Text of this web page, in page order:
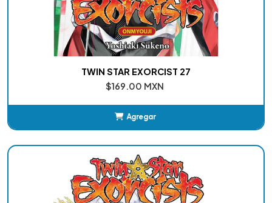
TWIN STAR EXORCIST 27
$169.00 MXN
Agregar